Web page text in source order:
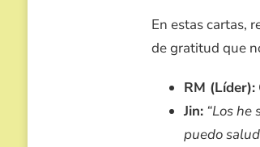
En estas cartas,
de gratitud que
RM (Líder):
Jin: “Los
puedo